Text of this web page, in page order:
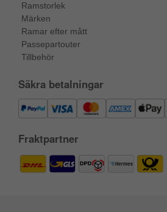
Ramstorlek
Märken
Ramar efter mått
Passepartouter
Tillbehör
Säkra betalningar
Fraktpartner